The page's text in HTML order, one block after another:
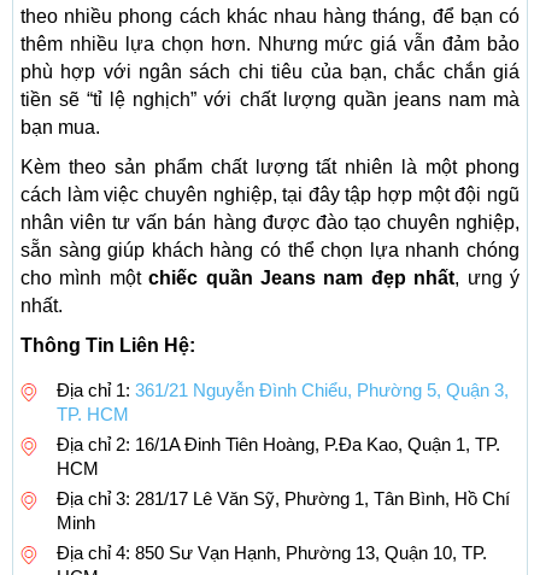
theo nhiều phong cách khác nhau hàng tháng, để bạn có
thêm nhiều lựa chọn hơn. Nhưng mức giá vẫn đảm bảo
phù hợp với ngân sách chi tiêu của bạn, chắc chắn giá
tiền sẽ “tỉ lệ nghịch” với chất lượng quần jeans nam mà
bạn mua.
Kèm theo sản phẩm chất lượng tất nhiên là một phong
cách làm việc chuyên nghiệp, tại đây tập hợp một đội ngũ
nhân viên tư vấn bán hàng được đào tạo chuyên nghiệp,
sẵn sàng giúp khách hàng có thể chọn lựa nhanh chóng
cho mình mộtchiếc quần Jeans nam đẹp nhất, ưng ý
nhất.
Thông Tin Liên Hệ:
Địa chỉ 1: 361/21 Nguyễn Đình Chiểu, Phường 5, Quận 3,
TP. HCM
Địa chỉ 2: 16/1A Đinh Tiên Hoàng, P.Đa Kao, Quận 1, TP.
HCM
Địa chỉ 3: 281/17 Lê Văn Sỹ, Phường 1, Tân Bình, Hồ Chí
Minh
Địa chỉ 4: 850 Sư Vạn Hạnh, Phường 13, Quận 10, TP.